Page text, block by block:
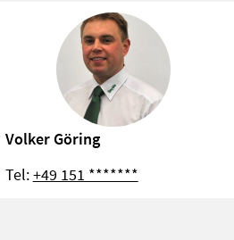
Volker Göring
Tel:+49 151 *******